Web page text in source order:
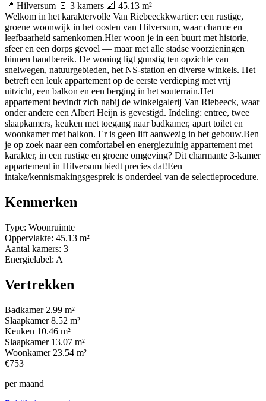
📍 Hilversum 🚪 3 kamers 📐 45.13 m²
Welkom in het karaktervolle Van Riebeeckkwartier: een rustige,
groene woonwijk in het oosten van Hilversum, waar charme en
leefbaarheid samenkomen.Hier woon je in een buurt met historie,
sfeer en een dorps gevoel — maar met alle stadse voorzieningen
binnen handbereik. De woning ligt gunstig ten opzichte van
snelwegen, natuurgebieden, het NS-station en diverse winkels. Het
betreft een leuk appartement op de eerste verdieping met vrij
uitzicht, een balkon en een berging in het souterrain.Het
appartement bevindt zich nabij de winkelgalerij Van Riebeeck, waar
onder andere een Albert Heijn is gevestigd. Indeling: entree, twee
slaapkamers, keuken met toegang naar badkamer, apart toilet en
woonkamer met balkon. Er is geen lift aanwezig in het gebouw.Ben
je op zoek naar een comfortabel en energiezuinig appartement met
karakter, in een rustige en groene omgeving? Dit charmante 3-kamer
appartement in Hilversum biedt precies dat!Een
intake/kennismakingsgesprek is onderdeel van de selectieprocedure.
Kenmerken
Type: Woonruimte
Oppervlakte: 45.13 m²
Aantal kamers: 3
Energielabel: A
Vertrekken
Badkamer 2.99 m²
Slaapkamer 8.52 m²
Keuken 10.46 m²
Slaapkamer 13.07 m²
Woonkamer 23.54 m²
€753
per maand